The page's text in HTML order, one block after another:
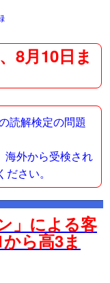
8月10日ま
読解検定の問題
海外から受検され
さい。
」による客
ら高3ま